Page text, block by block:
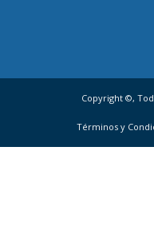
Copyright ©,
Términos y